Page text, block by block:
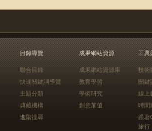
目錄導覽
聯合目錄
快速關鍵詞導覽
主題分類
典藏機構
進階搜尋
成果網站資源
成果網站資源庫
教育學習
學術研究
創意加值
工具
技術
關鍵
線上
時間
跟
旅行